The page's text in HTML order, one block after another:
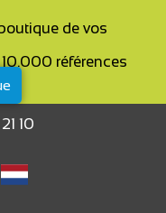
de vos
références
10